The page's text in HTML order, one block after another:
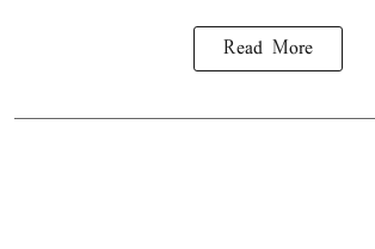
Read More